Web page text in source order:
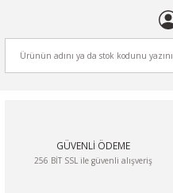
GÜVENLİ ÖDEME
256 BİT SSL ile güvenli alışveriş